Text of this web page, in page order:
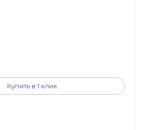
Купить в 1 клик